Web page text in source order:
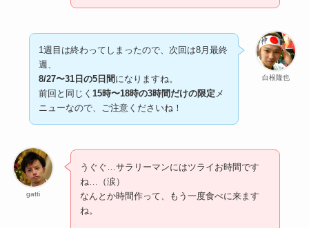
白根隆也
1週目は終わってしまったので、次回は8月最終
週、
8/27〜31日の5日間 になりますね。
前回と同じく15時〜18時の3時間だけの限定 メ
ニューなので、ご注意くださいね！
gatti
うぐぐ…サラリーマンにはツライお時間です
ね…（涙）
なんとか時間作って、もう一度食べに来ます
ね。